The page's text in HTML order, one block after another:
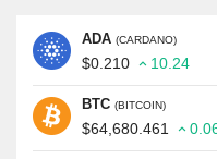
ADA (CARDANO)
$0.210 10.24
BTC (BITCOIN)
$64,680.461